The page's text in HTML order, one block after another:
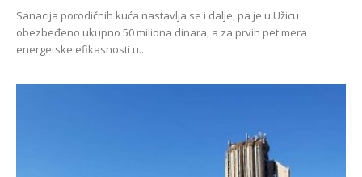
Sanacija porodičnih kuća nastavlja se i dalje, pa je u Užicu
obezbeđeno ukupno 50 miliona dinara, a za prvih pet mera
energetske efikasnosti u...